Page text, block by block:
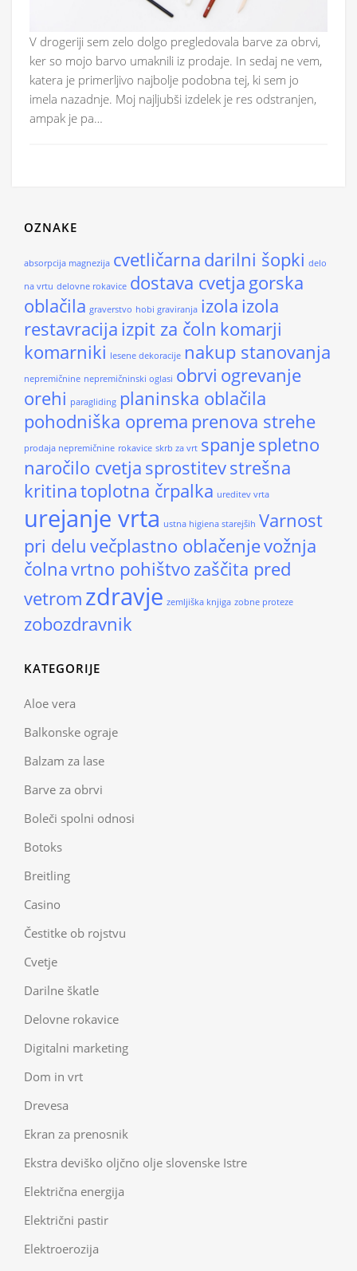
V drogeriji sem zelo dolgo pregledovala barve za obrvi,
ker so mojo barvo umaknili iz prodaje. In sedaj ne vem,
katera je primerljivo najbolje podobna tej, ki sem jo
imela nazadnje. Moj najljubši izdelek je res odstranjen,
ampak je pa…
OZNAKE
absorpcija magnezija cvetličarna darilni šopki delo
na vrtu delovne rokavice dostava cvetja gorska
oblačila graverstvo hobi graviranja izola izola
restavracija izpit za čoln komarji
komarniki lesene dekoracije nakup stanovanja
nepremičnine nepremičninski oglasi obrvi ogrevanje
orehi paragliding planinska oblačila
pohodniška oprema prenova strehe
prodaja nepremičnine rokavice skrb za vrt spanjespletno
naročilo cvetja sprostitevstrešna
kritinatoplotna črpalka ureditev vrta
urejanje vrta ustna higiena starejših Varnost
pri delu večplastno oblačenjevožnja
čolnavrtno pohištvo zaščita pred
vetrom zdravje zemljiška knjiga zobne proteze
zobozdravnik
KATEGORIJE
Aloe vera
Balkonske ograje
Balzam za lase
Barve za obrvi
Boleči spolni odnosi
Botoks
Breitling
Casino
Čestitke ob rojstvu
Cvetje
Darilne škatle
Delovne rokavice
Digitalni marketing
Dom in vrt
Drevesa
Ekran za prenosnik
Ekstra deviško oljčno olje slovenske Istre
Električna energija
Električni pastir
Elektroerozija